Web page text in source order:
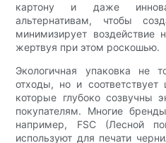
картону и даже
альтернативам, чтобы
минимизирует
жертвуя при этом роскошью.
Экологичная упаковка не
отходы, но и
которые глубоко созвучны
покупателям. Многие
например, FSC (Лесной
используют для печати